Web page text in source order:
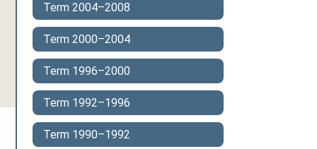
Term 2004–2008
Term 2000–2004
Term 1996–2000
Term 1992–1996
Term 1990–1992